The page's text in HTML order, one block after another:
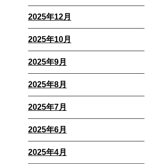
2025年12月
2025年10月
2025年9月
2025年8月
2025年7月
2025年6月
2025年4月